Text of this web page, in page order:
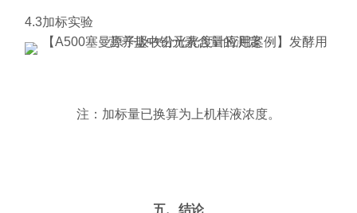
4.3加标实验
注：加标量已换算为上机样液浓度。
五、结论